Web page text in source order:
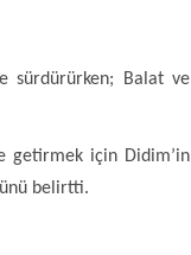
sürdürürken; Balat ve
getirmek için Didim’in
belirtti.